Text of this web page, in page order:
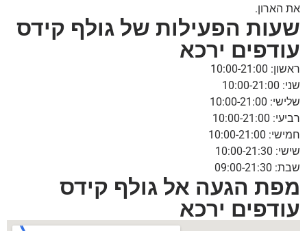
את הארון.
שעות הפעילות של גולף קידס
עודפים ירכא
ראשון: 10:00-21:00
שני: 10:00-21:00
שלישי: 10:00-21:00
רביעי: 10:00-21:00
חמישי: 10:00-21:00
שישי: 10:00-21:30
שבת: 09:00-21:30
מפת הגעה אל גולף קידס
עודפים ירכא